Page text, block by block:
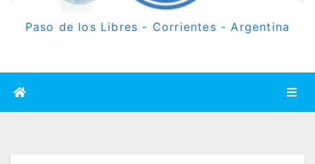
Paso de los Libres - Corrientes - Argentina